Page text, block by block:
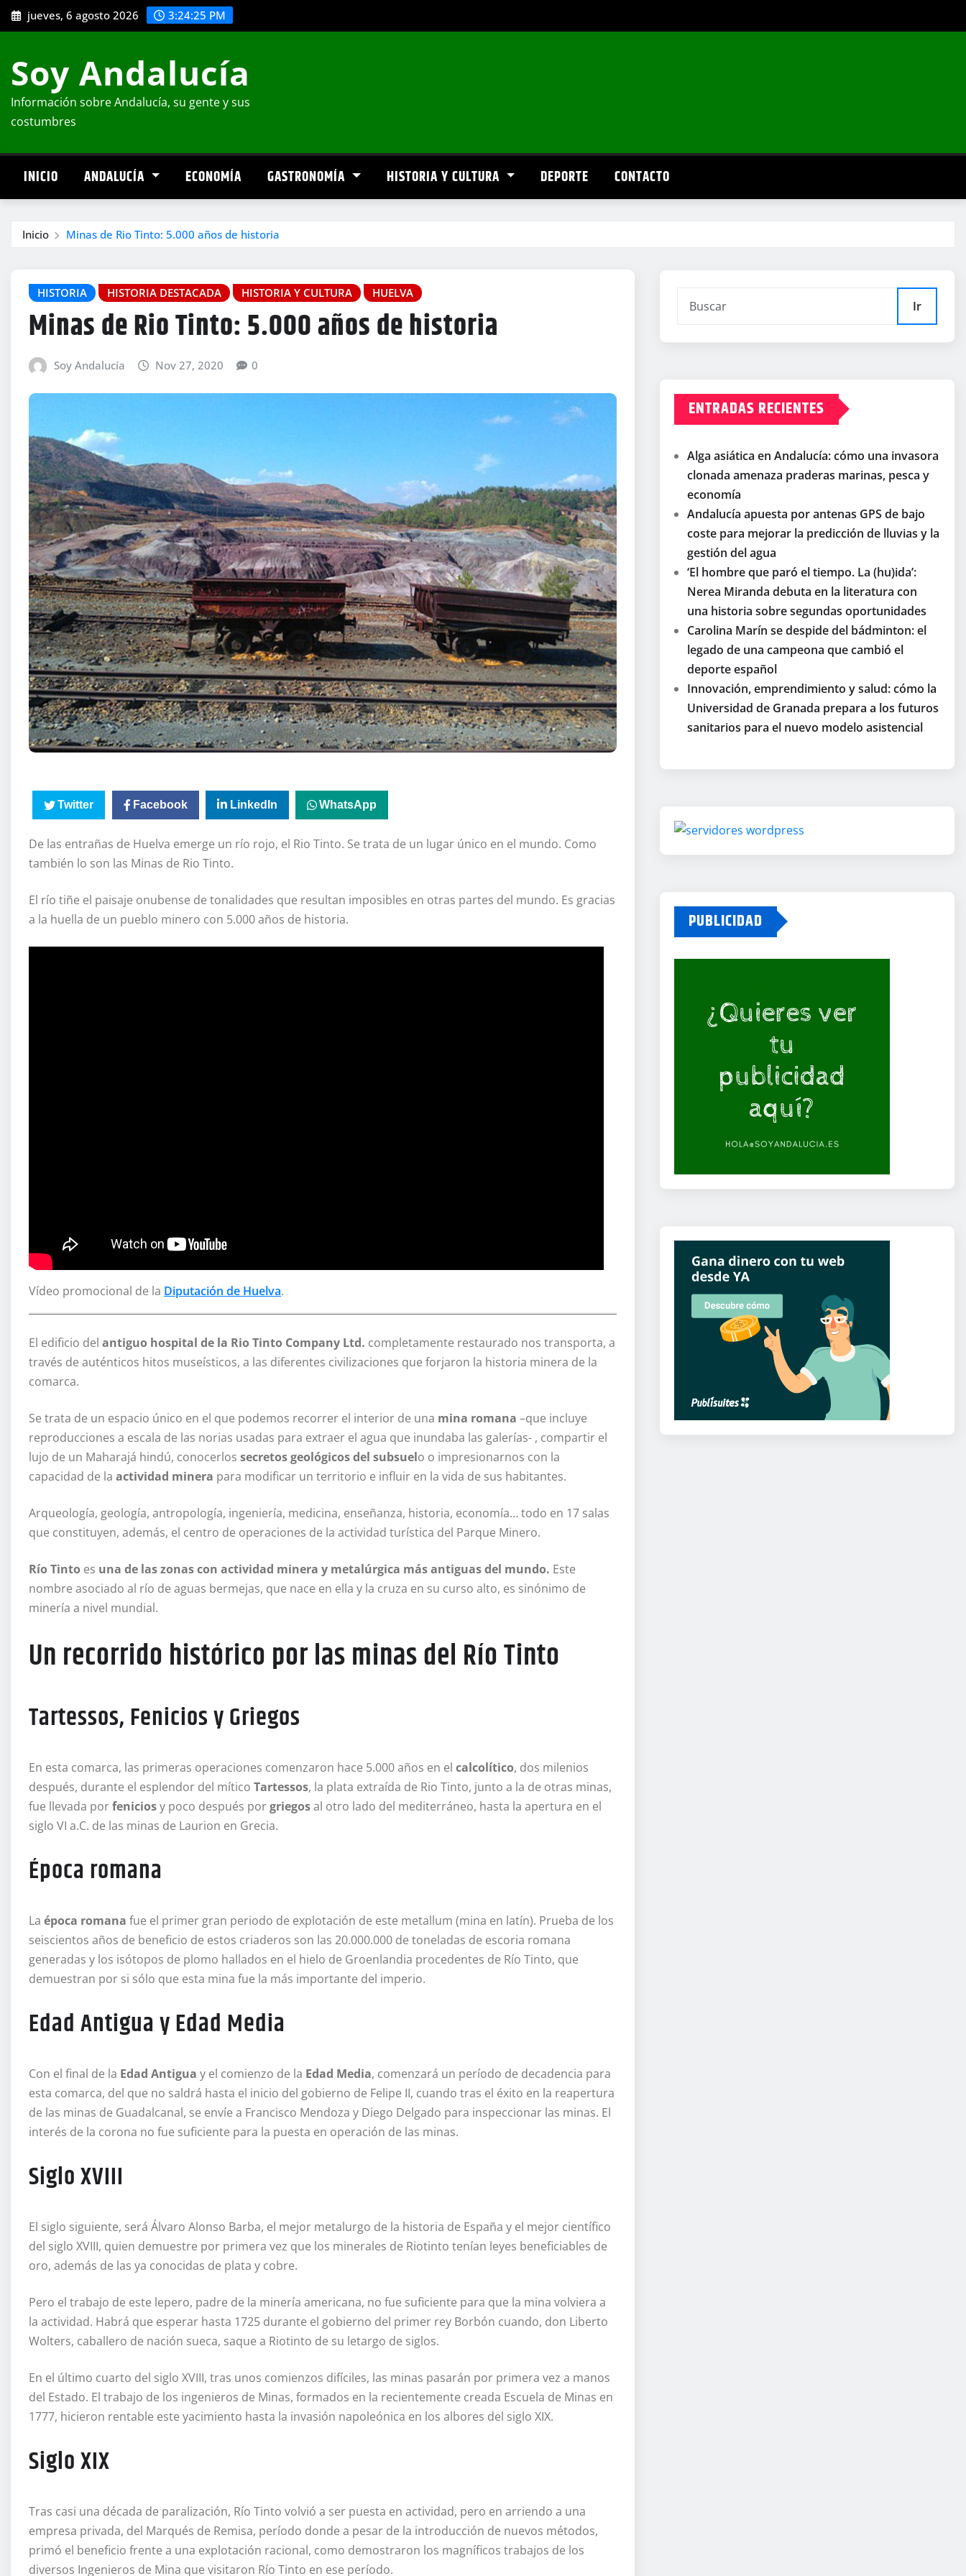
Saltar
al
jueves, 6 agosto 2026 3:24:26 PM
Soy Andalucía
Información sobre Andalucía, su gente y sus
costumbres
INICIO ANDALUCÍA ECONOMÍA GASTRONOMÍA HISTORIA Y CULTURA DEPORTE CONTACTO
Inicio Minas de Rio Tinto: 5.000 años de historia
HISTORIA HISTORIA DESTACADA HISTORIA Y CULTURA HUELVA
Minas de Rio Tinto: 5.000 años de historia
Soy Andalucía Nov 27, 2020 0
Twitter Facebook LinkedIn WhatsApp
De las entrañas de Huelva emerge un río rojo, el Rio Tinto. Se trata de un lugar único en el mundo. Como
también lo son las Minas de Rio Tinto.
El río tiñe el paisaje onubense de tonalidades que resultan imposibles en otras partes del mundo. Es gracias
a la huella de un pueblo minero con 5.000 años de historia.
Vídeo promocional de la Diputación de Huelva.
El edificio del antiguo hospital de la Rio Tinto Company Ltd. completamente restaurado nos transporta, a
través de auténticos hitos museísticos, a las diferentes civilizaciones que forjaron la historia minera de la
comarca.
Se trata de un espacio único en el que podemos recorrer el interior de una mina romana –que incluye
reproducciones a escala de las norias usadas para extraer el agua que inundaba las galerías- , compartir el
lujo de un Maharajá hindú, conocerlos secretos geológicos del subsuelo o impresionarnos con la
capacidad de la actividad minera para modificar un territorio e influir en la vida de sus habitantes.
Arqueología, geología, antropología, ingeniería, medicina, enseñanza, historia, economía… todo en 17 salas
que constituyen, además, el centro de operaciones de la actividad turística del Parque Minero.
Río Tinto es una de las zonas con actividad minera y metalúrgica más antiguas del mundo. Este
nombre asociado al río de aguas bermejas, que nace en ella y la cruza en su curso alto, es sinónimo de
minería a nivel mundial.
Un recorrido histórico por las minas del Río Tinto
Tartessos, Fenicios y Griegos
En esta comarca, las primeras operaciones comenzaron hace 5.000 años en el calcolítico, dos milenios
después, durante el esplendor del mítico Tartessos, la plata extraída de Rio Tinto, junto a la de otras minas,
fue llevada porfeniciosy poco después porgriegosal otro lado del mediterráneo, hasta la apertura en el
siglo VI a.C. de las minas de Laurion en Grecia.
Época romana
La época romana fue el primer gran periodo de explotación de este metallum (mina en latín). Prueba de los
seiscientos años de beneficio de estos criaderos son las 20.000.000 de toneladas de escoria romana
generadas y los isótopos de plomo hallados en el hielo de Groenlandia procedentes de Río Tinto, que
demuestran por si sólo que esta mina fue la más importante del imperio.
Edad Antigua y Edad Media
Con el final de la Edad Antigua y el comienzo de la Edad Media, comenzará un período de decadencia para
esta comarca, del que no saldrá hasta el inicio del gobierno de Felipe II, cuando tras el éxito en la reapertura
de las minas de Guadalcanal, se envíe a Francisco Mendoza y Diego Delgado para inspeccionar las minas. El
interés de la corona no fue suficiente para la puesta en operación de las minas.
Siglo XVIII
El siglo siguiente, será Álvaro Alonso Barba, el mejor metalurgo de la historia de España y el mejor científico
del siglo XVIII, quien demuestre por primera vez que los minerales de Riotinto tenían leyes beneficiables de
oro, además de las ya conocidas de plata y cobre.
Pero el trabajo de este lepero, padre de la minería americana, no fue suficiente para que la mina volviera a
la actividad. Habrá que esperar hasta 1725 durante el gobierno del primer rey Borbón cuando, don Liberto
Wolters, caballero de nación sueca, saque a Riotinto de su letargo de siglos.
En el último cuarto del siglo XVIII, tras unos comienzos difíciles, las minas pasarán por primera vez a manos
del Estado. El trabajo de los ingenieros de Minas, formados en la recientemente creada Escuela de Minas en
1777, hicieron rentable este yacimiento hasta la invasión napoleónica en los albores del siglo XIX.
Siglo XIX
Tras casi una década de paralización, Río Tinto volvió a ser puesta en actividad, pero en arriendo a una
empresa privada, del Marqués de Remisa, período donde a pesar de la introducción de nuevos métodos,
primó el beneficio frente a una explotación racional, como demostraron los magníficos trabajos de los
diversos Ingenieros de Mina que visitaron Río Tinto en ese período.
Ir
ENTRADAS RECIENTES
Alga asiática en Andalucía: cómo una invasora
clonada amenaza praderas marinas, pesca y
economía
Andalucía apuesta por antenas GPS de bajo
coste para mejorar la predicción de lluvias y la
gestión del agua
‘El hombre que paró el tiempo. La (hu)ida’:
Nerea Miranda debuta en la literatura con
una historia sobre segundas oportunidades
Carolina Marín se despide del bádminton: el
legado de una campeona que cambió el
deporte español
Innovación, emprendimiento y salud: cómo la
Universidad de Granada prepara a los futuros
sanitarios para el nuevo modelo asistencial
PUBLICIDAD